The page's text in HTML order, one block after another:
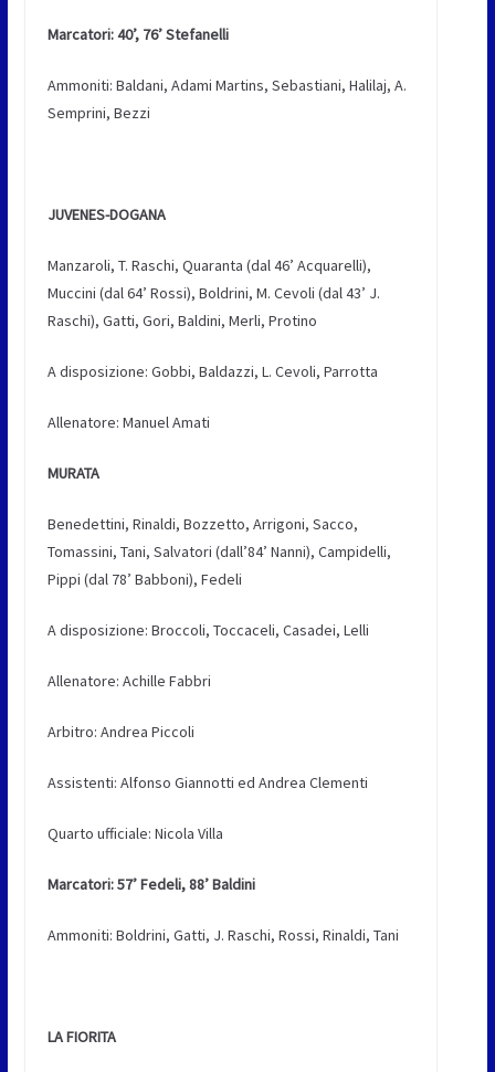
Marcatori: 40’, 76’ Stefanelli
Ammoniti: Baldani, Adami Martins, Sebastiani, Halilaj, A.
Semprini, Bezzi
JUVENES-DOGANA
Manzaroli, T. Raschi, Quaranta (dal 46’ Acquarelli),
Muccini (dal 64’ Rossi), Boldrini, M. Cevoli (dal 43’ J.
Raschi), Gatti, Gori, Baldini, Merli, Protino
A disposizione: Gobbi, Baldazzi, L. Cevoli, Parrotta
Allenatore: Manuel Amati
MURATA
Benedettini, Rinaldi, Bozzetto, Arrigoni, Sacco,
Tomassini, Tani, Salvatori (dall’84’ Nanni), Campidelli,
Pippi (dal 78’ Babboni), Fedeli
A disposizione: Broccoli, Toccaceli, Casadei, Lelli
Allenatore: Achille Fabbri
Arbitro: Andrea Piccoli
Assistenti: Alfonso Giannotti ed Andrea Clementi
Quarto ufficiale: Nicola Villa
Marcatori: 57’ Fedeli, 88’ Baldini
Ammoniti: Boldrini, Gatti, J. Raschi, Rossi, Rinaldi, Tani
LA FIORITA